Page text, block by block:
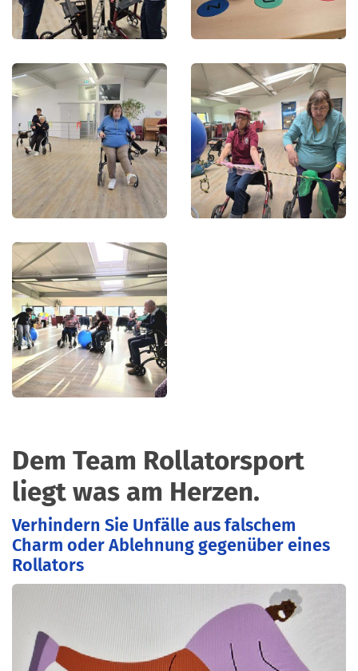
Dem Team Rollatorsport
liegt was am Herzen.
Verhindern Sie Unfälle aus falschem
Charm oder Ablehnung gegenüber eines
Rollators